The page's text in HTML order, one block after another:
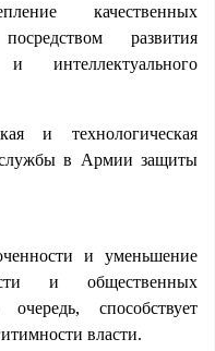
качественных
развития
интеллектуального
и технологическая
в Армии защиты
и уменьшение
и общественных
способствует
власти.